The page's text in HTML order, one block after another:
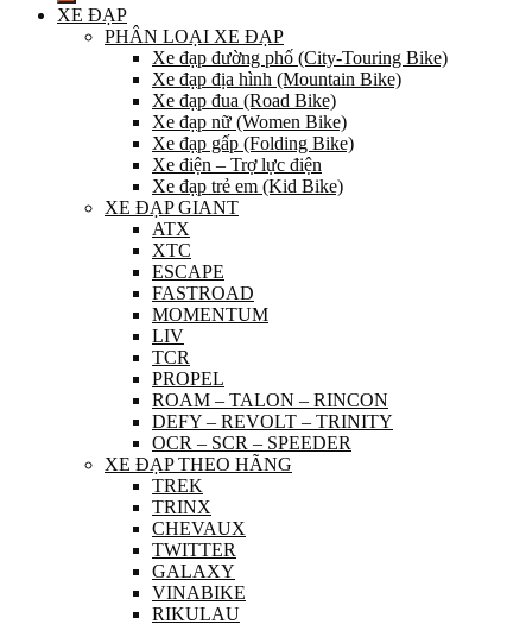
XE ĐẠP
PHÂN LOẠI XE ĐẠP
Xe đạp đường phố (City-Touring Bike)
Xe đạp địa hình (Mountain Bike)
Xe đạp đua (Road Bike)
Xe đạp nữ (Women Bike)
Xe đạp gấp (Folding Bike)
Xe điện – Trợ lực điện
Xe đạp trẻ em (Kid Bike)
XE ĐẠP GIANT
ATX
XTC
ESCAPE
FASTROAD
MOMENTUM
LIV
TCR
PROPEL
ROAM – TALON – RINCON
DEFY – REVOLT – TRINITY
OCR – SCR – SPEEDER
XE ĐẠP THEO HÃNG
TREK
TRINX
CHEVAUX
TWITTER
GALAXY
VINABIKE
RIKULAU